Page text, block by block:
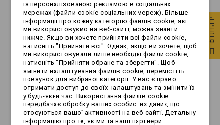
108,99 zł 94,99 zł
ФІЛЬТР
із персоналізованою рекламою в соціальних
мережах (файли cookie соціальних мереж). Більше
інформації про кожну категорію файлів cookie, які
ми використовуємо на веб-сайті, можна знайти
нижче. Якщо ви хочете прийняти всі файли cookie,
натисніть "Прийняти всі". Однак, якщо ви хочете, щоб
ми використовували лише необхідні файли cookie,
натисніть "Прийняти обране та зберегти". Щоб
змінити налаштування файлів cookie, перемістіть
повзунок для вибраної категорії. У вас є право
отримати доступ до своїх налаштувань та змінити їх
у будь-який час. Використання файлів cookie
передбачає обробку ваших особистих даних, що
стосуються вашої активності на веб-сайті. Детальну
інформацію про те, як ми та наші партнери